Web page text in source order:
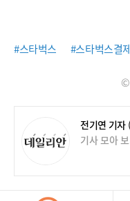
#스타벅스 #스타벅스결
전기연 기자
기사 모아